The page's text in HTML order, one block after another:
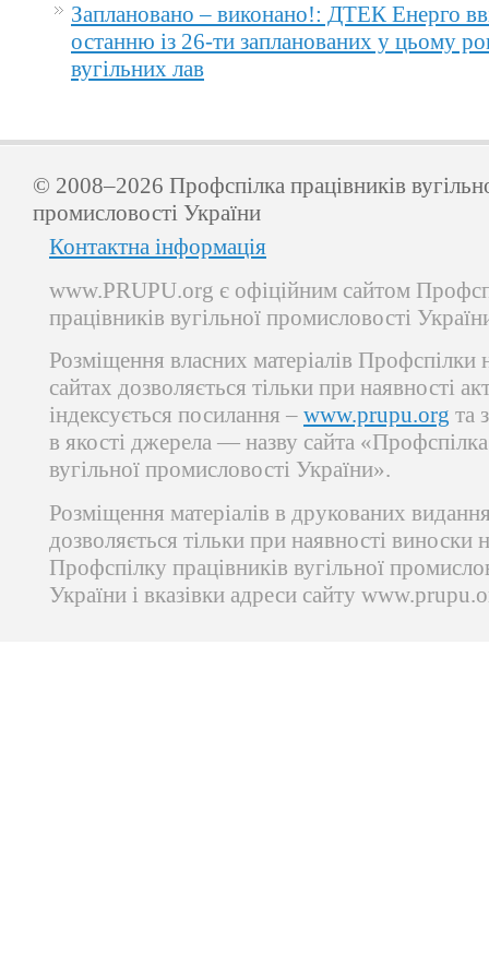
Заплановано – виконано!: ДТЕК Енерго
останню із 26-ти запланованих у цьому
вугільних лав
© 2008–2026 Профспілка працівників
промисловості України
Контактна інформація
www.PRUPU.org є офіційним сайтом
працівників вугільної промисловості
Розміщення власних матеріалів Профспілки
сайтах дозволяється тільки при наявності
індексується посилання – www.prupu.org та
в якості джерела — назву сайта «Профспілка
вугільної промисловості України».
Розміщення матеріалів в друкованих
дозволяється тільки при наявності виноски
Профспілку працівників вугільної
України і вказівки адреси сайту